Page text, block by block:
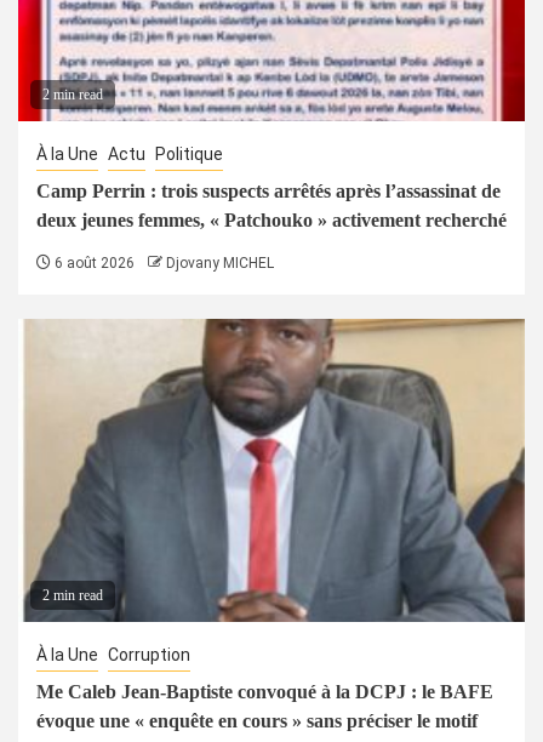
2 min read
À la Une Actu Politique
Camp Perrin : trois suspects arrêtés après l’assassinat de
deux jeunes femmes, « Patchouko » activement recherché
6 août 2026 Djovany MICHEL
2 min read
À la Une Corruption
Me Caleb Jean-Baptiste convoqué à la DCPJ : le BAFE
évoque une « enquête en cours » sans préciser le motif